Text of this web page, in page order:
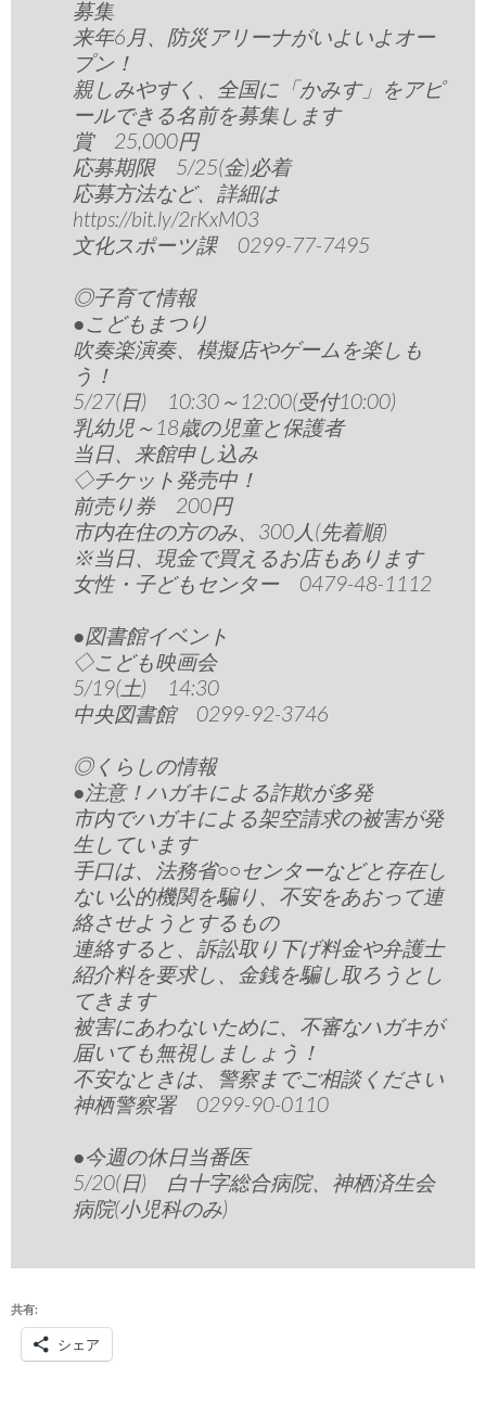
募集
来年6月、防災アリーナがいよいよオー
プン！
親しみやすく、全国に「かみす」をアピ
ールできる名前を募集します
賞 25,000円
応募期限 5/25(金)必着
応募方法など、詳細は
https://bit.ly/2rKxM03
文化スポーツ課 0299-77-7495
◎子育て情報
●こどもまつり
吹奏楽演奏、模擬店やゲームを楽しも
う！
5/27(日) 10:30～12:00(受付10:00)
乳幼児～18歳の児童と保護者
当日、来館申し込み
◇チケット発売中！
前売り券 200円
市内在住の方のみ、300人(先着順)
※当日、現金で買えるお店もあります
女性・子どもセンター 0479-48-1112
●図書館イベント
◇こども映画会
5/19(土) 14:30
中央図書館 0299-92-3746
◎くらしの情報
●注意！ハガキによる詐欺が多発
市内でハガキによる架空請求の被害が発
生しています
手口は、法務省○○センターなどと存在し
ない公的機関を騙り、不安をあおって連
絡させようとするもの
連絡すると、訴訟取り下げ料金や弁護士
紹介料を要求し、金銭を騙し取ろうとし
てきます
被害にあわないために、不審なハガキが
届いても無視しましょう！
不安なときは、警察までご相談ください
神栖警察署 0299-90-0110
●今週の休日当番医
5/20(日) 白十字総合病院、神栖済生会
病院(小児科のみ)
共有:
シェア